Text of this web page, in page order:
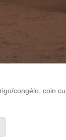
congélo, coin